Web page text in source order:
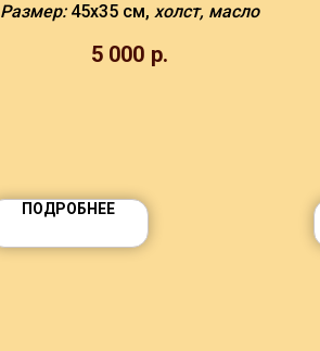
Размер: 45x35 см, холст, масло
5 000 р.
ПОДРОБНЕЕ